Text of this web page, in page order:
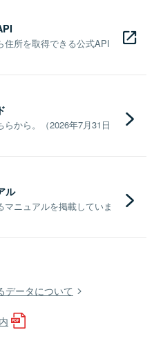
住所を取得できる公式API
から。（2026年7月31日
ル
ニュアルを掲載していま
データについて